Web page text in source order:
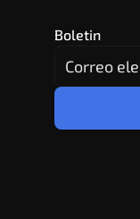
Boletin